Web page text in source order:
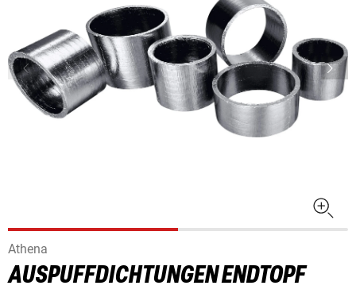
Athena
AUSPUFFDICHTUNGEN ENDTOPF